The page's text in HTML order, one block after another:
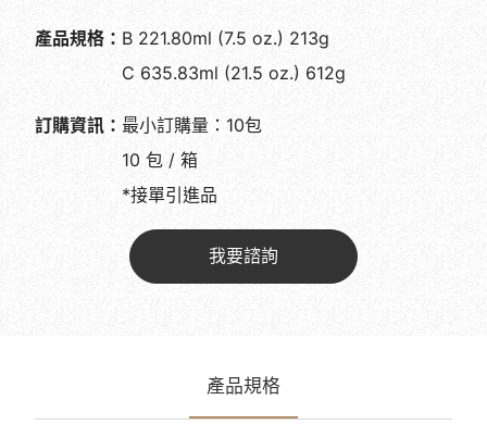
產品規格： B 221.80ml (7.5 oz.) 213g
C 635.83ml (21.5 oz.) 612g
訂購資訊： 最小訂購量：10包
10 包 / 箱
*接單引進品
我要諮詢
產品規格